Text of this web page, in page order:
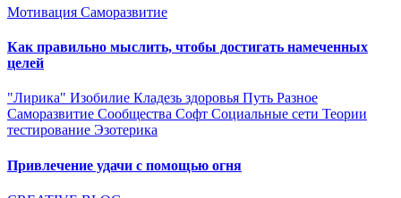
Мотивация Саморазвитие
Как правильно мыслить, чтобы достигать намеченных
целей
"Лирика" Изобилие Кладезь здоровья Путь Разное
Саморазвитие Сообщества Софт Социальные сети Теории
тестирование Эзотерика
Привлечение удачи с помощью огня